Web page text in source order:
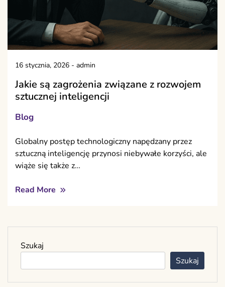
16 stycznia, 2026 - admin
Jakie są zagrożenia związane z rozwojem
sztucznej inteligencji
Blog
Globalny postęp technologiczny napędzany przez
sztuczną inteligencję przynosi niebywałe korzyści, ale
wiąże się także z…
Read More
Szukaj
Szukaj